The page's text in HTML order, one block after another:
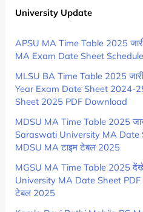
University Update
APSU MA Time Table 2025
MA Exam Date Sheet
MLSU BA Time Table 2025
Year Exam Date Sheet 2024-
Sheet 2025 PDF Download
MDSU MA Time Table 2025
Saraswati University MA Date
MDSU MA टाइम टेबल 2025
MGSU MA Time Table 2025
University MA Date Sheet
टेबल 2025